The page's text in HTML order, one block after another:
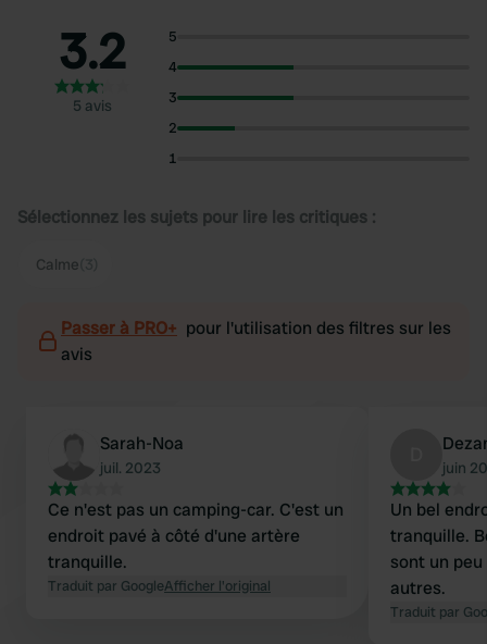
3.2
5 avis
5
4
3
2
1
Sélectionnez les sujets pour lire les critiques :
Calme
Passer à PRO+ pour l'utilisation des filtres sur les
avis
Sarah-Noa
juil. 2023
Ce n'est pas un camping-car. C'est un
endroit pavé à côté d'une artère
tranquille.
Traduit par GoogleAfficher l'original
juin
Un bel
tranquille.
sont un
autres.
Traduit par